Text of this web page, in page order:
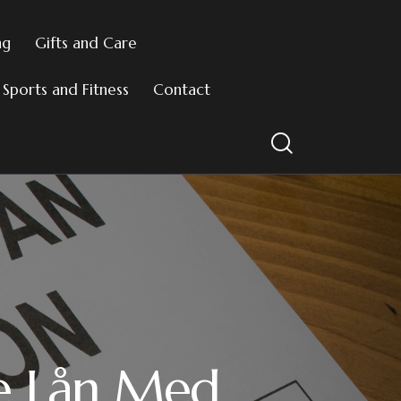
Gifts and Care
Sports and Fitness Contact